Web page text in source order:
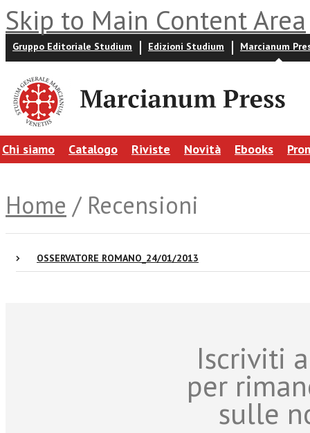
Skip to Main Content Area
Gruppo Editoriale Studium Edizioni Studium Marcianum
Chi siamo Catalogo Riviste Novità Ebooks
Home / Recensioni
OSSERVATORE ROMANO_24/01/2013
Iscriviti
per
sulle